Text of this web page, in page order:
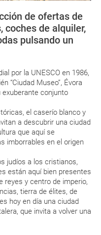
de ofertas de
coches de alquiler,
pulsando un
por la UNESCO en 1986,
“Ciudad Museo”, Évora
conjunto
el caserío blanco y
a descubrir una ciudad
que aquí se
imborrables en el origen
judíos a los cristianos,
están aquí bien presentes
reyes y centro de imperio,
tierra de élites, de
hoy en día una ciudad
que invita a volver una
del
Ruta
una compañía low cost, debido
de la tarjeta de embarque
para que no te carguen un
de un paquete
la documentación
salida, la cual deberás
el mostrador de la compañía
de la salida.
¿Puedo anular o
¿Qué gastos puede
del viaje?
pasaporte para ir